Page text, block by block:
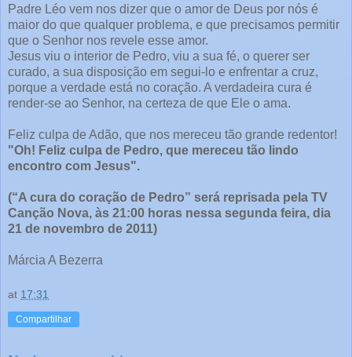
Padre Léo vem nos dizer que o amor de Deus por nós é
maior do que qualquer problema, e que precisamos permitir
que o Senhor nos revele esse amor.
Jesus viu o interior de Pedro, viu a sua fé, o querer ser
curado, a sua disposição em segui-lo e enfrentar a cruz,
porque a verdade está no coração. A verdadeira cura é
render-se ao Senhor, na certeza de que Ele o ama.
Feliz culpa de Adão, que nos mereceu tão grande redentor!
"Oh! Feliz culpa de Pedro, que mereceu tão lindo
encontro com Jesus".
(“A cura do coração de Pedro” será reprisada pela TV
Canção Nova, às 21:00 horas nessa segunda feira, dia
21 de novembro de 2011)
Márcia A Bezerra
at 17:31
Compartilhar